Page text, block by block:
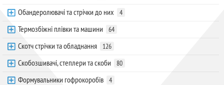
Обандеролювачі та стрічки до них 4
Термозбіжні плівки та машини 64
Скотч стрічки та обладнання 126
Скобозшивачі, степлери та скоби 80
Формувальники гофрокоробів 4